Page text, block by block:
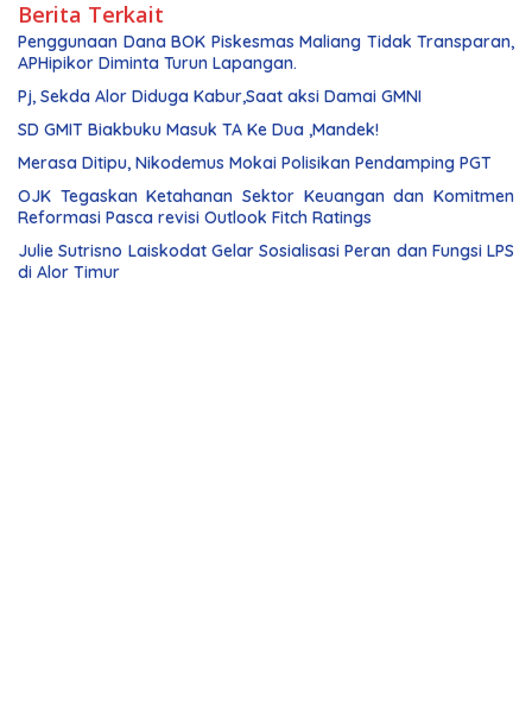
Berita Terkait
Penggunaan Dana BOK Piskesmas Maliang Tidak Transparan,
APHipikor Diminta Turun Lapangan.
Pj, Sekda Alor Diduga Kabur,Saat aksi Damai GMNI
SD GMIT Biakbuku Masuk TA Ke Dua ,Mandek!
Merasa Ditipu, Nikodemus Mokai Polisikan Pendamping PGT
OJK Tegaskan Ketahanan Sektor Keuangan dan Komitmen
Reformasi Pasca revisi Outlook Fitch Ratings
Julie Sutrisno Laiskodat Gelar Sosialisasi Peran dan Fungsi LPS
di Alor Timur